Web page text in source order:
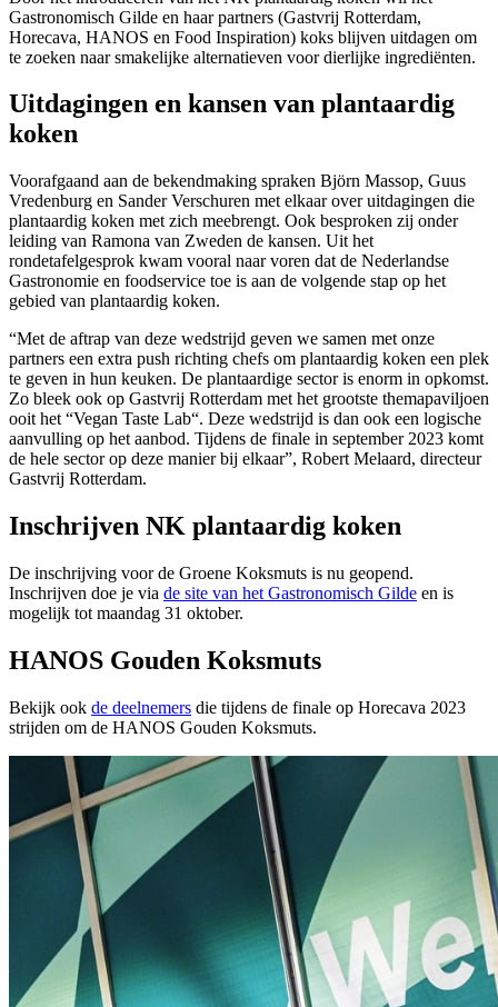
Gastronomisch Gilde en haar partners (Gastvrij Rotterdam,
Horecava, HANOS en Food Inspiration) koks blijven uitdagen om
te zoeken naar smakelijke alternatieven voor dierlijke ingrediënten.
Uitdagingen en kansen van plantaardig
koken
Voorafgaand aan de bekendmaking spraken Björn Massop, Guus
Vredenburg en Sander Verschuren met elkaar over uitdagingen die
plantaardig koken met zich meebrengt. Ook besproken zij onder
leiding van Ramona van Zweden de kansen. Uit het
rondetafelgesprok kwam vooral naar voren dat de Nederlandse
Gastronomie en foodservice toe is aan de volgende stap op het
gebied van plantaardig koken.
“Met de aftrap van deze wedstrijd geven we samen met onze
partners een extra push richting chefs om plantaardig koken een plek
te geven in hun keuken. De plantaardige sector is enorm in opkomst.
Zo bleek ook op Gastvrij Rotterdam met het grootste themapaviljoen
ooit het “Vegan Taste Lab“. Deze wedstrijd is dan ook een logische
aanvulling op het aanbod. Tijdens de finale in september 2023 komt
de hele sector op deze manier bij elkaar”, Robert Melaard, directeur
Gastvrij Rotterdam.
Inschrijven NK plantaardig koken
De inschrijving voor de Groene Koksmuts is nu geopend.
Inschrijven doe je via de site van het Gastronomisch Gilde en is
mogelijk tot maandag 31 oktober.
HANOS Gouden Koksmuts
Bekijk ook de deelnemers die tijdens de finale op Horecava 2023
strijden om de HANOS Gouden Koksmuts.